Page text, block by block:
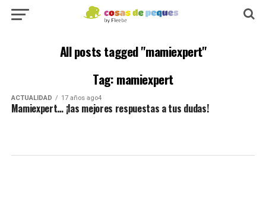
All posts tagged "mamiexpert"
Tag: mamiexpert
ACTUALIDAD 17 años ago4
Mamiexpert… ¡las mejores respuestas a tus dudas!